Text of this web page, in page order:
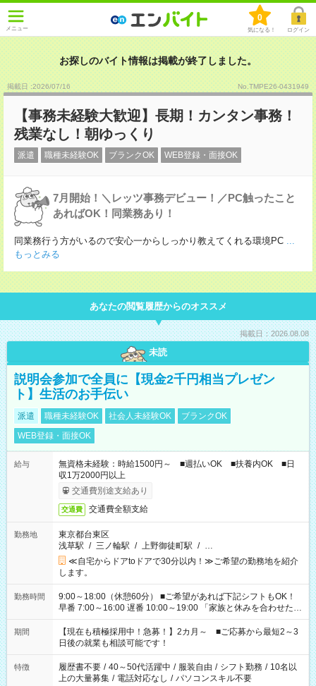
メニュー
0
気になる！ ログイン
お探しのバイト情報は掲載が終了しました。
掲載日 :2026/07/16 No.TMPE26-0431949
【事務未経験大歓迎】長期！カンタン事務！
残業なし！朝ゆっくり
派遣 職種未経験OK ブランクOK WEB登録・面接OK
7月開始！＼レッツ事務デビュー！／PC触ったこと
あればOK！同業務あり！
同業務行う方がいるので安心一からしっかり教えてくれる環境PC ...
もっとみる
あなたの閲覧履歴からのオススメ
掲載日：2026.08.08
未読
説明会参加で全員に【現金2千円相当プレゼン
ト】生活のお手伝い
派遣 職種未経験OK 社会人未経験OK
ブランクOK
WEB登録・面接OK
給与
無資格未経験：時給1500円～ ■週払いOK ■扶養内OK ■日
収1万2000円以上
交通費別途支給あり
交通費 交通費全額支給
勤務地
東京都台東区
浅草駅 / 三ノ輪駅 / 上野御徒町駅 / …
≪自宅からドアtoドアで30分以内！≫ご希望の勤務地を紹介
します。
勤務時間
9:00～18:00（休憩60分） ■ご希望があれば下記シフトもOK！
早番 7:00～16:00 遅番 10:00～19:00 「家族と休みを合わせた
い」 「余裕を持って夕飯の準備がしたい」 「できれば残業はし
たくない」 など、ご希望を教えてくださいね。 ※Wワーク希望
の方へ 今ご覧のお仕事で希望する勤務時間と、もう1つのお仕事
の勤務時間。 合計で週40時間を超える場合は応募できません。
期間
【現在も積極採用中！急募！】2カ月～ ■ご応募から最短2～3
日後の就業も相談可能です！
特徴 履歴書不要 / 40～50代活躍中 / 服装自由 / シフト勤務 / 10名以
上の大量募集 / 電話対応なし / パソコンスキル不要